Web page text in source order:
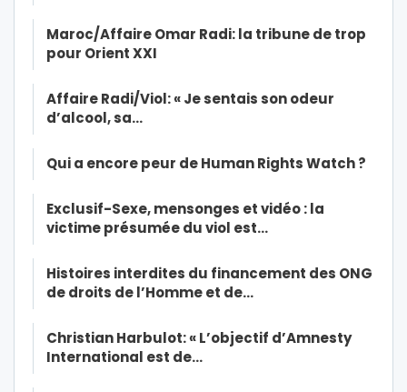
Maroc/Affaire Omar Radi: la tribune de trop
pour Orient XXI
Affaire Radi/Viol: « Je sentais son odeur
d’alcool, sa…
Qui a encore peur de Human Rights Watch ?
Exclusif-Sexe, mensonges et vidéo : la
victime présumée du viol est…
Histoires interdites du financement des ONG
de droits de l’Homme et de…
Christian Harbulot: « L’objectif d’Amnesty
International est de…